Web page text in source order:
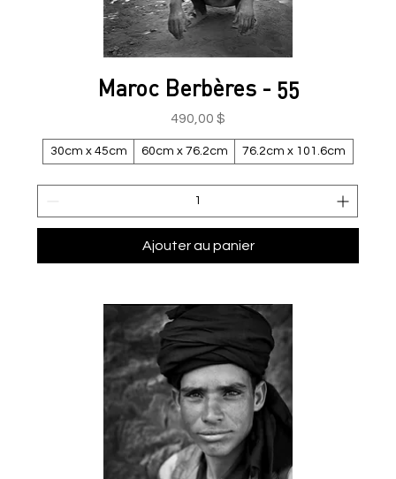
Maroc Berbères - 55
Prix
490,00 $
30cm x 45cm 60cm x 76.2cm 76.2cm x 101.6cm
Ajouter au panier